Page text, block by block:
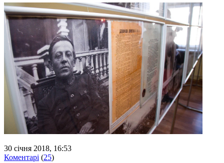
30 січня 2018, 16:53
Коментарі (25)